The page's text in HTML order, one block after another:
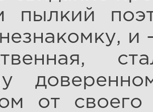
пылкий
и
от